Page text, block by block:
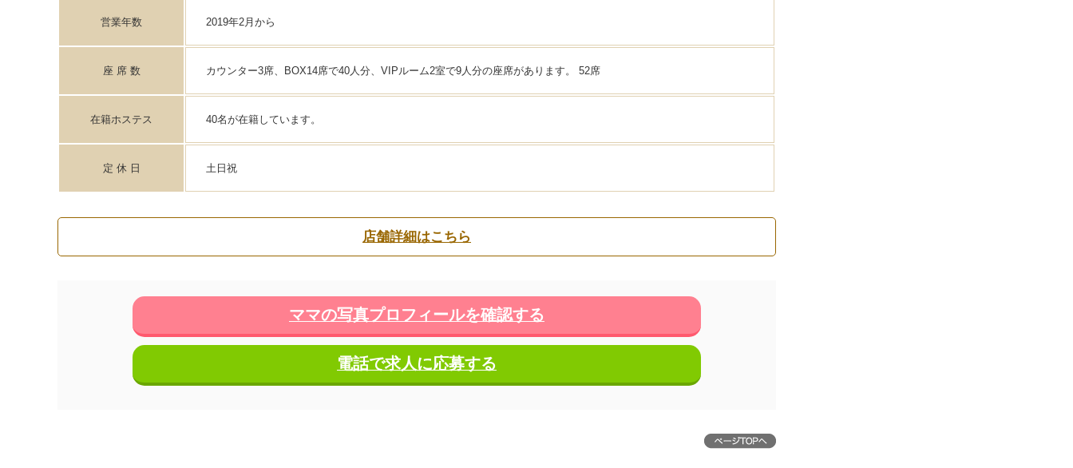
営業年数 2019年2月から
座 席 数 カウンター3席、BOX14席で40人分、VIPルーム2室で9人分の座席があります。 52席
在籍ホステス 40名が在籍しています。
定 休 日 土日祝
店舗詳細はこちら
ママの写真プロフィールを確認する
電話で求人に応募する